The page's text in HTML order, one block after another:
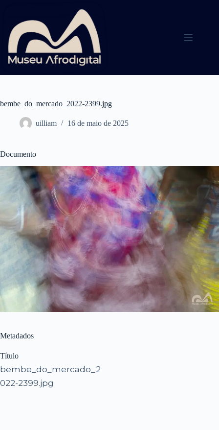
conteúdo
bembe_do_mercado_2022-2399.jpg
uilliam 16 de maio de 2025
Documento
Metadados
Título
bembe_do_mercado_2
022-2399.jpg